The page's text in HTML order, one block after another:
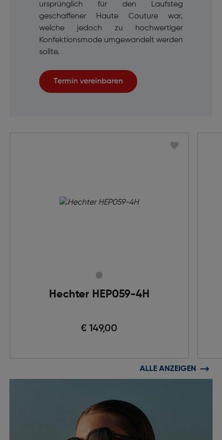
ursprünglich für den Laufsteg
geschaffener Haute Couture war,
welche jedoch zu hochwertiger
Konfektionsmode umgewandelt werden
sollte.
Termin vereinbaren
Hechter HEP059-4H
€ 149,00
ALLE ANZEIGEN